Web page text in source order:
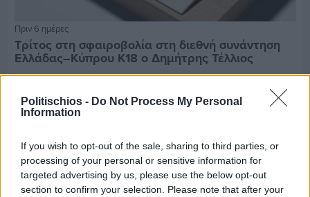
Politischios - Do Not Process My Personal
Information
If you wish to opt-out of the sale, sharing to third parties, or
processing of your personal or sensitive information for
targeted advertising by us, please use the below opt-out
section to confirm your selection. Please note that after your
Πριν 6 ημέρες
Τρίτος στη σφαιροβολία στη διεθνή συνάντηση
Ελλάδας–Κύπρου Κ18 ο Δημήτρης Τέλλιος